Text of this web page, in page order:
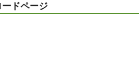
ドページ